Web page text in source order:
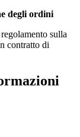
degli ordini
sulla
contratto di